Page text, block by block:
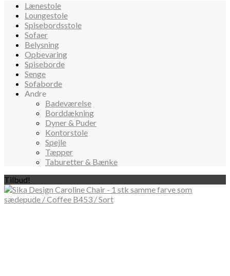
Lænestole
Loungestole
Spisebordsstole
Sofaer
Belysning
Opbevaring
Spiseborde
Senge
Sofaborde
Andre
Badeværelse
Borddækning
Dyner & Puder
Kontorstole
Spejle
Tæpper
Taburetter & Bænke
Tilbud!